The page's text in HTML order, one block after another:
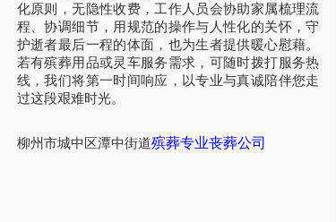
化原则，无隐性收费，工作人员会协助家属梳理流
程、协调细节，用规范的操作与人性化的关怀，守
护逝者最后一程的体面，也为生者提供暖心慰藉。
若有殡葬用品或灵车服务需求，可随时拨打服务热
线，我们将第一时间响应，以专业与真诚陪伴您走
过这段艰难时光。
柳州市城中区潭中街道殡葬专业丧葬公司